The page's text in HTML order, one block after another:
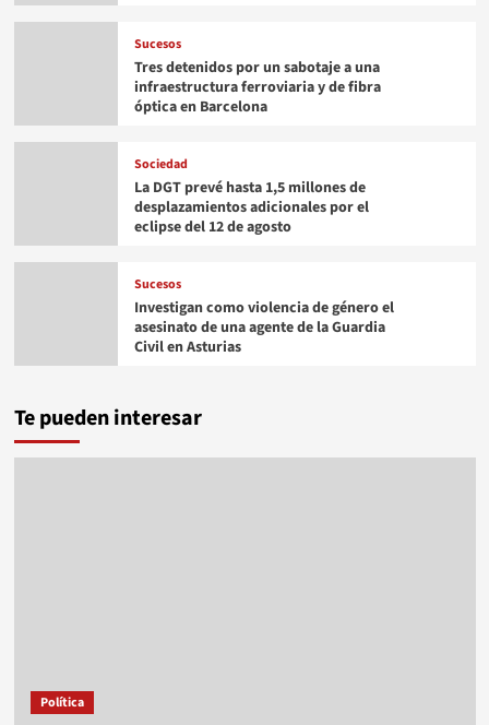
Sucesos
Tres detenidos por un sabotaje a una
infraestructura ferroviaria y de fibra
óptica en Barcelona
Sociedad
La DGT prevé hasta 1,5 millones de
desplazamientos adicionales por el
eclipse del 12 de agosto
Sucesos
Investigan como violencia de género el
asesinato de una agente de la Guardia
Civil en Asturias
Te pueden interesar
Política